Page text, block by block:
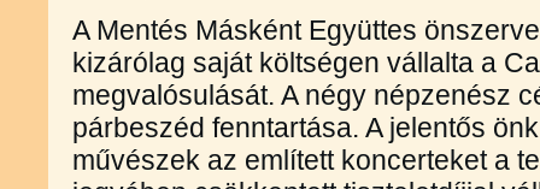
A Mentés Másként Együttes
kizárólag saját költségen vállalta a
megvalósulását. A négy népzenész
párbeszéd fenntartása. A jelentős
művészek az említett koncerteket a